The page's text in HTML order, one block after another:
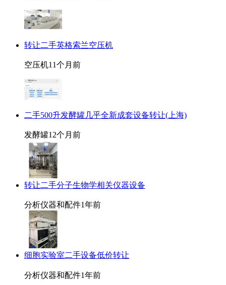
转让二手英格索兰空压机
空压机11个月前
二手500升发酵罐几乎全新成套设备转让(上海)
发酵罐12个月前
转让二手分子生物学相关仪器设备
分析仪器和配件1年前
细胞实验室二手设备低价转让
分析仪器和配件1年前